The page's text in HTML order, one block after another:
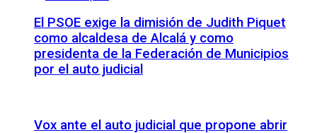
El PSOE exige la dimisión de Judith Piquet
como alcaldesa de Alcalá y como
presidenta de la Federación de Municipios
por el auto judicial
Vox ante el auto judicial que propone abrir